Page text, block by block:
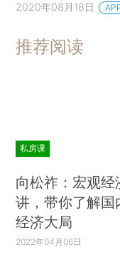
2020年08月18日
推荐阅读
私房课
向松祚：宏观经
讲，带你了解国
经济大局
2022年04月06日